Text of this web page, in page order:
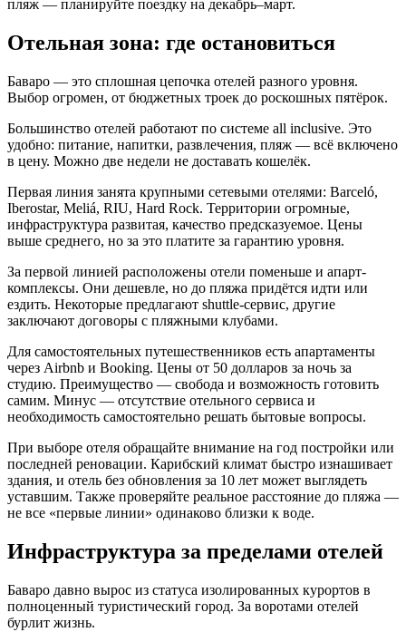
пляж — планируйте поездку на декабрь–март.
Отельная зона: где остановиться
Баваро — это сплошная цепочка отелей разного уровня.
Выбор огромен, от бюджетных троек до роскошных пятёрок.
Большинство отелей работают по системе all inclusive. Это
удобно: питание, напитки, развлечения, пляж — всё включено
в цену. Можно две недели не доставать кошелёк.
Первая линия занята крупными сетевыми отелями: Barceló,
Iberostar, Meliá, RIU, Hard Rock. Территории огромные,
инфраструктура развитая, качество предсказуемое. Цены
выше среднего, но за это платите за гарантию уровня.
За первой линией расположены отели поменьше и апарт-
комплексы. Они дешевле, но до пляжа придётся идти или
ездить. Некоторые предлагают shuttle-сервис, другие
заключают договоры с пляжными клубами.
Для самостоятельных путешественников есть апартаменты
через Airbnb и Booking. Цены от 50 долларов за ночь за
студию. Преимущество — свобода и возможность готовить
самим. Минус — отсутствие отельного сервиса и
необходимость самостоятельно решать бытовые вопросы.
При выборе отеля обращайте внимание на год постройки или
последней реновации. Карибский климат быстро изнашивает
здания, и отель без обновления за 10 лет может выглядеть
уставшим. Также проверяйте реальное расстояние до пляжа —
не все «первые линии» одинаково близки к воде.
Инфраструктура за пределами отелей
Баваро давно вырос из статуса изолированных курортов в
полноценный туристический город. За воротами отелей
бурлит жизнь.